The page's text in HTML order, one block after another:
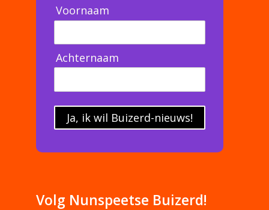
Voornaam
Achternaam
Ja, ik wil Buizerd-nieuws!
Volg Nunspeetse Buizerd!